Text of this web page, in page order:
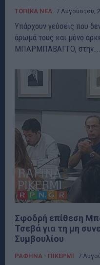
ΤΟΠΙΚΑ ΝΕΑ 7 Αυγούστου,
Υπάρχουν γεύσεις που
άρωμά τους και μόνο
ΜΠΑΡΜΠΑΒΑΓΓΟ, στην...
Σφοδρή επίθεση
Τσεβά για τη μη
Συμβουλίου
ΡΑΦΗΝΑ - ΠΙΚΕΡΜΙ 7